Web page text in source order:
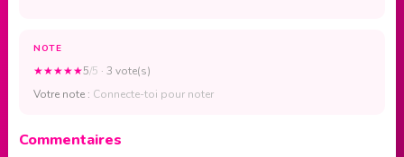
NOTE
★★★★★5/5 · 3 vote(s)
Votre note : Connecte-toi pour noter
Commentaires